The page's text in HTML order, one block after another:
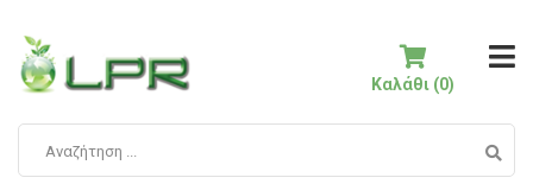
Καλάθι (0)